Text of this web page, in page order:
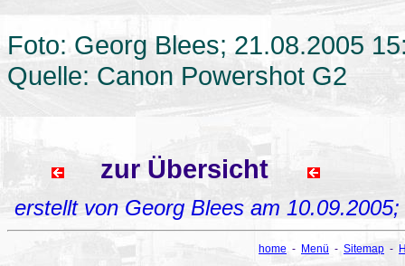
Foto: Georg Blees; 21.08.2005
Quelle: Canon Powershot G2
zur Übersicht
erstellt von Georg Blees am
home - Menü - Sitemap -